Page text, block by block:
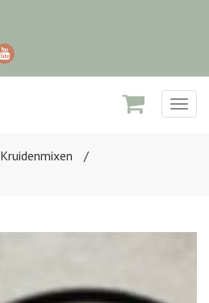
Kruidenmixen